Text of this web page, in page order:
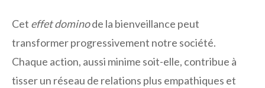
Cet effet dominode la bienveillance peut
transformer progressivement notre société.
Chaque action, aussi minime soit-elle, contribue à
tisser un réseau de relations plus empathiques et